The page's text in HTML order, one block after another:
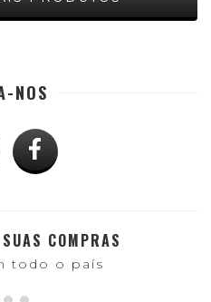
NOS
COMPRAS
todo o país